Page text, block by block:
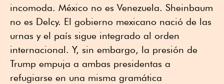
incomoda. México no es Venezuela. Sheinbaum
no es Delcy. El gobierno mexicano nació de las
urnas y el país sigue integrado al orden
internacional. Y, sin embargo, la presión de
Trump empuja a ambas presidentas a
refugiarse en una misma gramática